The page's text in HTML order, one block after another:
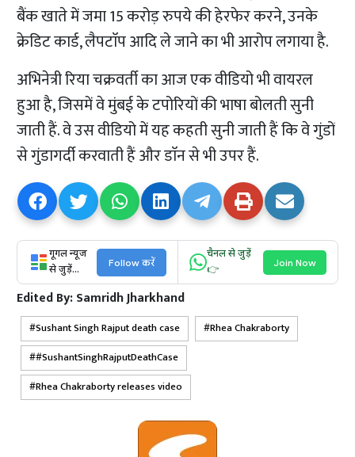
बैंक खाते में जमा 15 करोड़ रुपये की हेरफेर करने, उनके
क्रेडिट कार्ड, लैपटाॅप आदि ले जाने का भी आरोप लगाया है.
अभिनेत्री रिया चक्रवर्ती का आज एक वीडियो भी वायरल
हुआ है, जिसमें वे मुंबई के टपोरियों की भाषा बोलती सुनी
जाती हैं. वे उस वीडियो में यह कहती सुनी जाती हैं कि वे गुंडों
से गुंडागर्दी करवाती हैं और डाॅन से भी उपर हैं.
गूगल न्यूज
से जुड़ें...
Follow करें
चैनल से जुड़ें
👉
Join Now
Edited By:Samridh Jharkhand
Sushant Singh Rajput death case
Rhea Chakraborty
#SushantSinghRajputDeathCase
Rhea Chakraborty releases video